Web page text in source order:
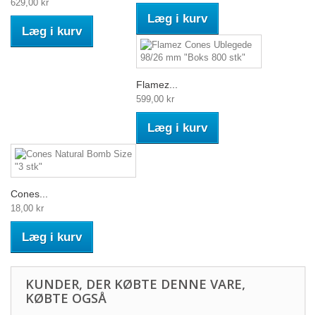
629,00 kr
Læg i kurv
Læg i kurv
Flamez...
599,00 kr
Læg i kurv
Cones...
18,00 kr
Læg i kurv
KUNDER, DER KØBTE DENNE VARE,
KØBTE OGSÅ